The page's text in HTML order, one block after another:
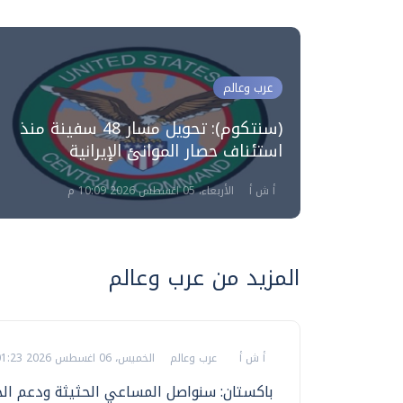
عرب وعالم
(سنتكوم): تحويل مسار 48 سفينة منذ
استئناف حصار الموانئ الإيرانية
أ ش أ الأربعاء، 05 اغسطس 2026 10:09 م
المزيد من عرب وعالم
أ ش أ عرب وعالم الخميس، 06 اغسطس 2026 01:23 م
باكستان: سنواصل المساعي الحثيثة ودعم